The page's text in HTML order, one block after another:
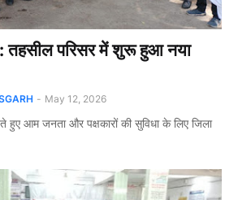
: तहसील परिसर में शुरू हुआ नया
- May 12, 2026
हुए आम जनता और पक्षकारों की सुविधा के लिए जिला